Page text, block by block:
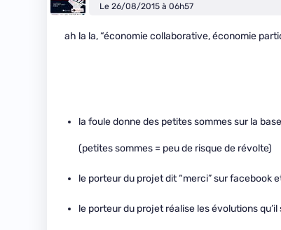
Le 26/08/2015 à 06h57
ah la la, “économie collaborative, économie
la foule donne des petites sommes sur la
(petites sommes = peu de risque de révolte)
le porteur du projet dit “merci” sur facebook
le porteur du projet réalise les évolutions